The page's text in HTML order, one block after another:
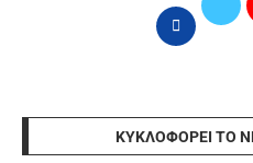
ΚΥΚΛΟΦΟΡΕΊ ΤΟ